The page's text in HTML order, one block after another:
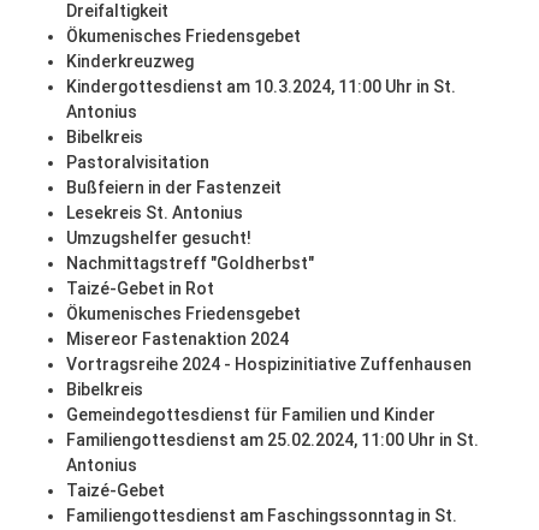
Dreifaltigkeit
Ökumenisches Friedensgebet
Kinderkreuzweg
Kindergottesdienst am 10.3.2024, 11:00 Uhr in St.
Antonius
Bibelkreis
Pastoralvisitation
Bußfeiern in der Fastenzeit
Lesekreis St. Antonius
Umzugshelfer gesucht!
Nachmittagstreff "Goldherbst"
Taizé-Gebet in Rot
Ökumenisches Friedensgebet
Misereor Fastenaktion 2024
Vortragsreihe 2024 - Hospizinitiative Zuffenhausen
Bibelkreis
Gemeindegottesdienst für Familien und Kinder
Familiengottesdienst am 25.02.2024, 11:00 Uhr in St.
Antonius
Taizé-Gebet
Familiengottesdienst am Faschingssonntag in St.